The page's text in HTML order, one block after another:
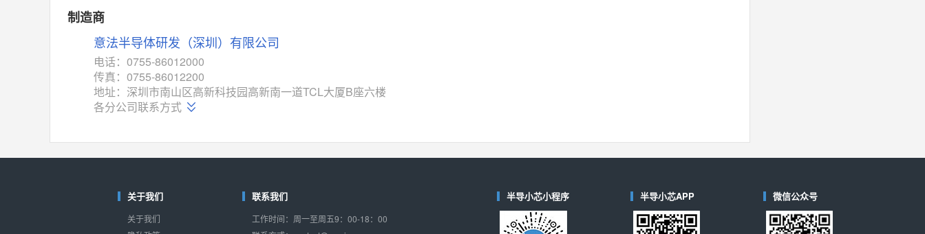
MAX14760
M74HC4852 (意法-ST)
相同功能 相似度 52%
TC4052BF (东芝-Toshiba)
ISL54233 (瑞萨-Renesas)
相似度 49% 相同功能
制造商
意法半导体研发（深圳）有限公司
电话：0755-86012000
传真：0755-86012200
地址：深圳市南山区高新科技园高新南一道TCL大厦B座六楼
各分公司联系方式
关于我们
关于我们
联系我们
工作时间：周一至周五9：00-18：00
半导小芯小程序 半导小芯APP 微信公众号